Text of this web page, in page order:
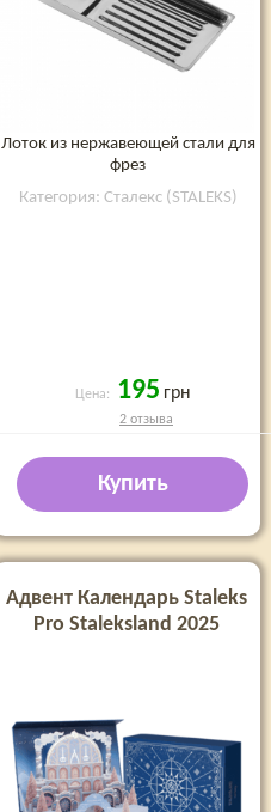
Лоток из нержавеющей стали для
фрез
Категория: Сталекс (STALEKS)
Цена: 195 грн
2 отзыва
Купить
Адвент Календарь Staleks
Pro Staleksland 2025